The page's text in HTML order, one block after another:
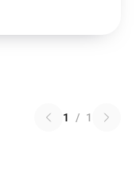
1 / 1